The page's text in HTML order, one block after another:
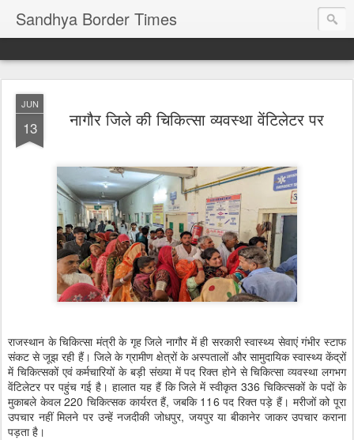
Sandhya Border Times
JUN
13 नागौर जिले की चिकित्सा व्यवस्था वेंटिलेटर पर
राजस्थान के चिकित्सा मंत्री के गृह जिले नागौर में ही सरकारी स्वास्थ्य सेवाएं गंभीर स्टाफ
संकट से जूझ रही हैं। जिले के ग्रामीण क्षेत्रों के अस्पतालों और सामुदायिक स्वास्थ्य केंद्रों
में चिकित्सकों एवं कर्मचारियों के बड़ी संख्या में पद रिक्त होने से चिकित्सा व्यवस्था लगभग
वेंटिलेटर पर पहुंच गई है। हालात यह हैं कि जिले में स्वीकृत 336 चिकित्सकों के पदों के
मुकाबले केवल 220 चिकित्सक कार्यरत हैं, जबकि 116 पद रिक्त पड़े हैं। मरीजों को पूरा
उपचार नहीं मिलने पर उन्हें नजदीकी जोधपुर, जयपुर या बीकानेर जाकर उपचार कराना
पड़ता है।